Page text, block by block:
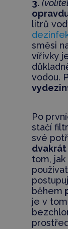
3.
litrů
směsi
vířivky
vodou.
Po
stačí
své
tom,
během
je v